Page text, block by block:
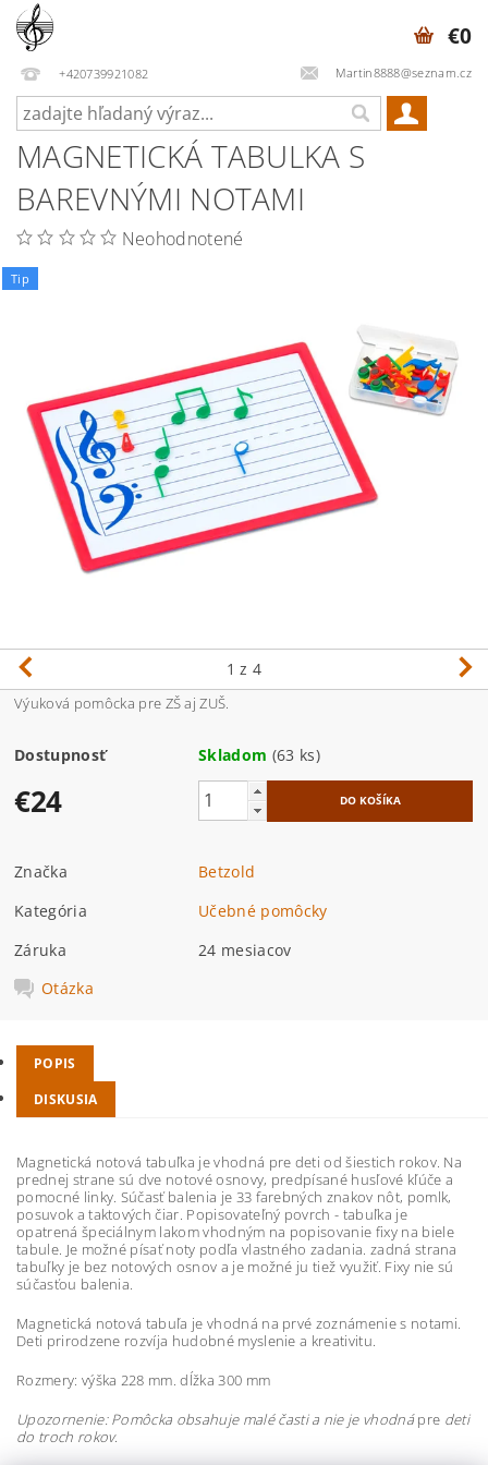
+420739921082 Martin8888@seznam.cz
€0
MAGNETICKÁ TABULKA S
BAREVNÝMI NOTAMI
Neohodnotené
Tip
1 z 4
Výuková pomôcka pre ZŠ aj ZUŠ.
Dostupnosť Skladom (63 ks)
€24
Značka
Betzold
Kategória
Učebné pomôcky
Záruka
24 mesiacov
Otázka
POPIS
DISKUSIA
Magnetická notová tabuľka je vhodná pre deti od šiestich rokov. Na
prednej strane sú dve notové osnovy, predpísané husľové kľúče a
pomocné linky. Súčasť balenia je 33 farebných znakov nôt, pomlk,
posuvok a taktových čiar. Popisovateľný povrch - tabuľka je
opatrená špeciálnym lakom vhodným na popisovanie fixy na biele
tabule. Je možné písať noty podľa vlastného zadania. zadná strana
tabuľky je bez notových osnov a je možné ju tiež využiť. Fixy nie sú
súčasťou balenia.
Magnetická notová tabuľa je vhodná na prvé zoznámenie s notami.
Deti prirodzene rozvíja hudobné myslenie a kreativitu.
Rozmery: výška 228 mm. dĺžka 300 mm
Upozornenie:Pomôcka obsahuje malé častia nie je vhodnápre deti
do troch rokov.